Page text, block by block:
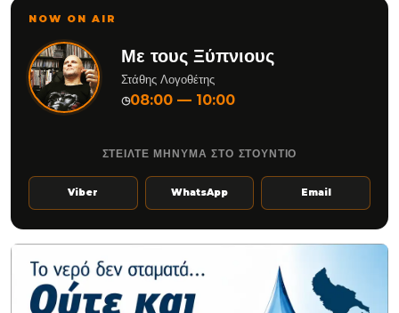
NOW ON AIR
Με τους Ξύπνιους
Στάθης Λογοθέτης
◷08:00 — 10:00
ΣΤΕΙΛΤΕ ΜΗΝΥΜΑ ΣΤΟ ΣΤΟΥΝΤΙΟ
Viber WhatsApp Email